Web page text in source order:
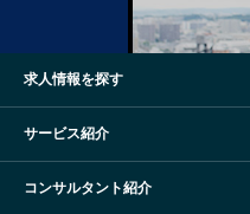
求人情報を探す
サービス紹介
コンサルタント紹介